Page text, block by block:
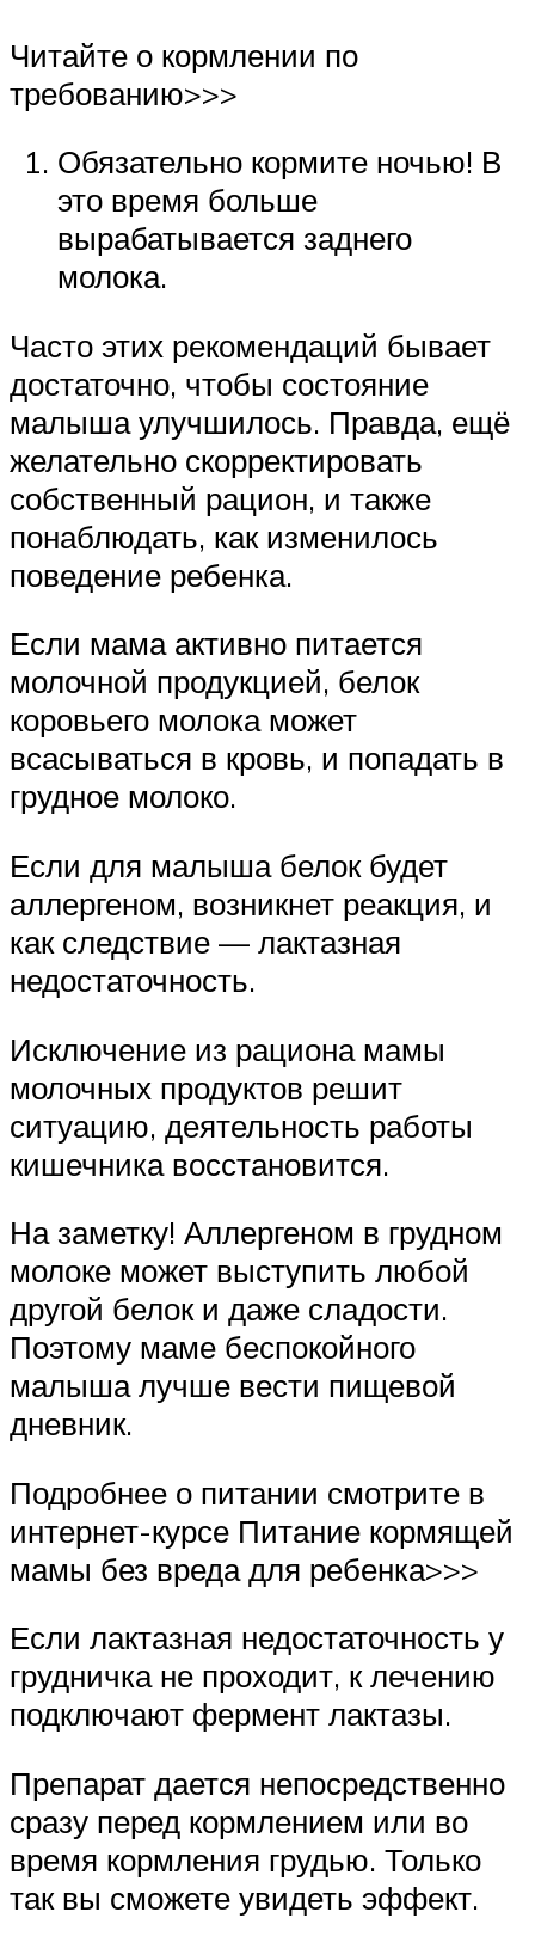
Читайте о кормлении по
требованию>>>
Обязательно кормите ночью! В
это время больше
вырабатывается заднего
молока.
Часто этих рекомендаций бывает
достаточно, чтобы состояние
малыша улучшилось. Правда, ещё
желательно скорректировать
собственный рацион, и также
понаблюдать, как изменилось
поведение ребенка.
Если мама активно питается
молочной продукцией, белок
коровьего молока может
всасываться в кровь, и попадать в
грудное молоко.
Если для малыша белок будет
аллергеном, возникнет реакция, и
как следствие — лактазная
недостаточность.
Исключение из рациона мамы
молочных продуктов решит
ситуацию, деятельность работы
кишечника восстановится.
На заметку! Аллергеном в грудном
молоке может выступить любой
другой белок и даже сладости.
Поэтому маме беспокойного
малыша лучше вести пищевой
дневник.
Подробнее о питании смотрите в
интернет-курсе Питание кормящей
мамы без вреда для ребенка>>>
Если лактазная недостаточность у
грудничка не проходит, к лечению
подключают фермент лактазы.
Препарат дается непосредственно
сразу перед кормлением или во
время кормления грудью. Только
так вы сможете увидеть эффект.